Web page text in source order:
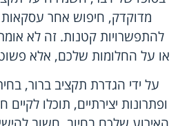
מדוקדק, חיפוש אחר
להתפשרויות קטנות. זה לא
או על החלומות שלכם, אלא פשוט
על ידי הגדרת תקציב ברור,
ופתרונות יצירתיים, תוכלו